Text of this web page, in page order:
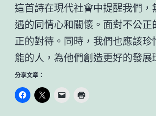
這首詩在現代社會中提醒我們
遇的同情心和關懷。面對不公
正的對待。同時，我們也應該
能的人，為他們創造更好的發展
分享文章：